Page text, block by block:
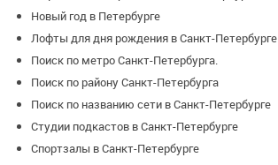
Новый год в Петербурге
Лофты для дня рождения в Санкт-Петербурге
Поиск по метро Санкт-Петербурга.
Поиск по району Санкт-Петербурга
Поиск по названию сети в Санкт-Петербурге
Студии подкастов в Санкт-Петербурге
Спортзалы в Санкт-Петербурге